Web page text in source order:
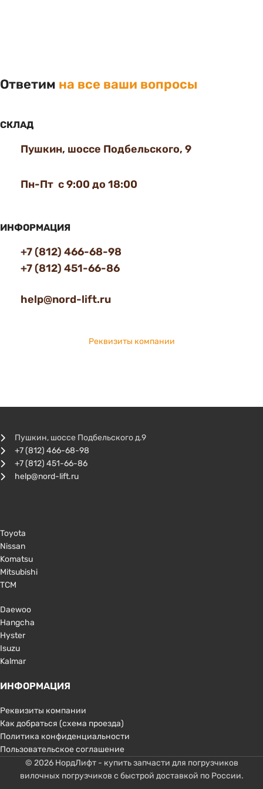
Ответим на все ваши вопросы
СКЛАД
Пушкин, шоссе Подбельского, 9
Пн-Пт с 9:00 до 18:00
ИНФОРМАЦИЯ
+7 (812) 466-68-98
+7 (812) 451-66-86
help@nord-lift.ru
Реквизиты компании
Пушкин, шоссе Подбельского д.9
+7 (812) 466-68-98
+7 (812) 451-66-86
help@nord-lift.ru
Toyota
Nissan
Komatsu
Mitsubishi
TCM
Daewoo
Hangcha
Hyster
Isuzu
Kalmar
ИНФОРМАЦИЯ
Реквизиты компании
Как добраться (схема проезда)
Политика конфиденциальности
Пользовательское соглашение
© 2026 НордЛифт - купить запчасти для погрузчиков
вилочных погрузчиков с быстрой доставкой по России.